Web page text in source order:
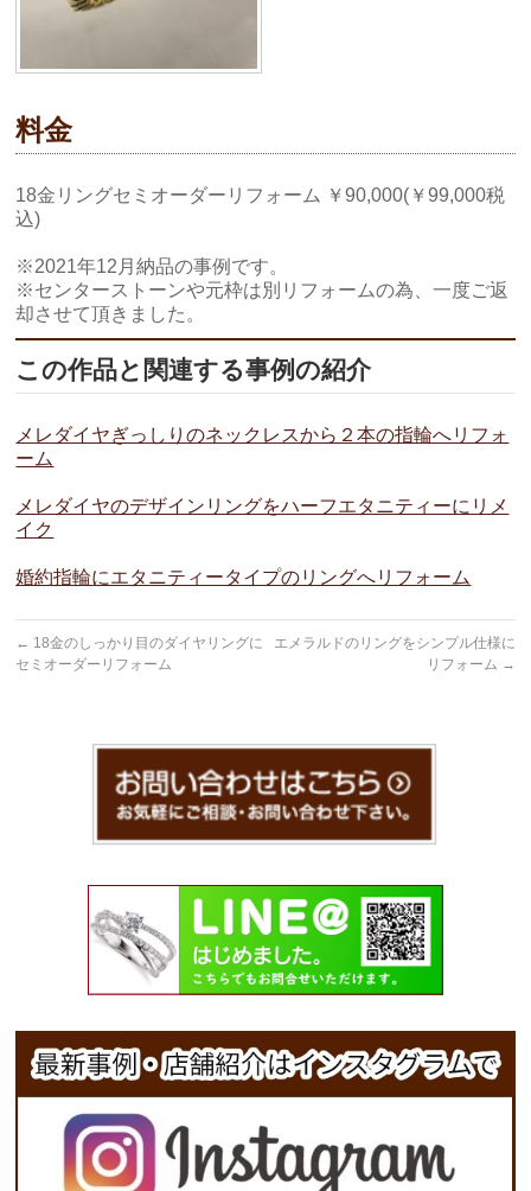
料金
18金リングセミオーダーリフォーム ￥90,000(￥99,000税
込)
※2021年12月納品の事例です。
※センターストーンや元枠は別リフォームの為、一度ご返
却させて頂きました。
この作品と関連する事例の紹介
メレダイヤぎっしりのネックレスから２本の指輪へリフォ
ーム
メレダイヤのデザインリングをハーフエタニティーにリメ
イク
婚約指輪にエタニティータイプのリングへリフォーム
← 18金のしっかり目のダイヤリングに
セミオーダーリフォーム
エメラルドのリングをシンプル仕様に
リフォーム →